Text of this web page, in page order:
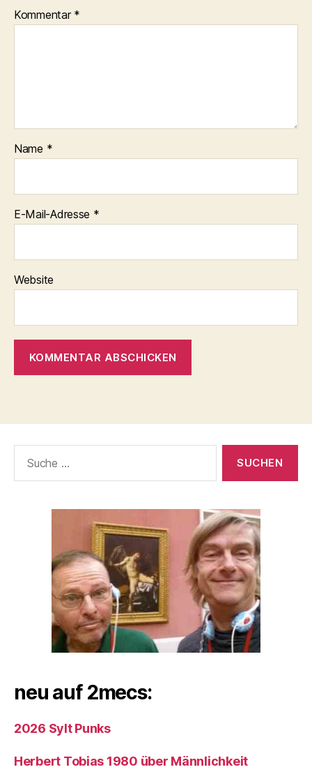
Kommentar *
Name *
E-Mail-Adresse *
Website
nach:
neu auf 2mecs:
2026 Sylt Punks
Herbert Tobias 1980 über Männlichkeit